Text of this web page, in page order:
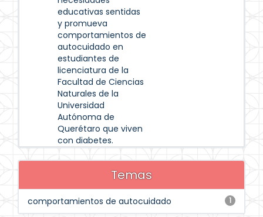
educativas sentidas
y promueva
comportamientos de
autocuidado en
estudiantes de
licenciatura de la
Facultad de Ciencias
Naturales de la
Universidad
Autónoma de
Querétaro que viven
con diabetes.
Temas
1
comportamientos de autocuidado